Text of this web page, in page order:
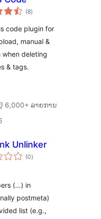
(8ຄະແນນ
ທັງໝົດ
)
code plugin for
manual &
deleting
& tags.
6,000+ ລາຍການ
Unlinker
(0ຄະແນນ
ທັງໝົດ
)
(…) in
postmeta)
list (e.g.,